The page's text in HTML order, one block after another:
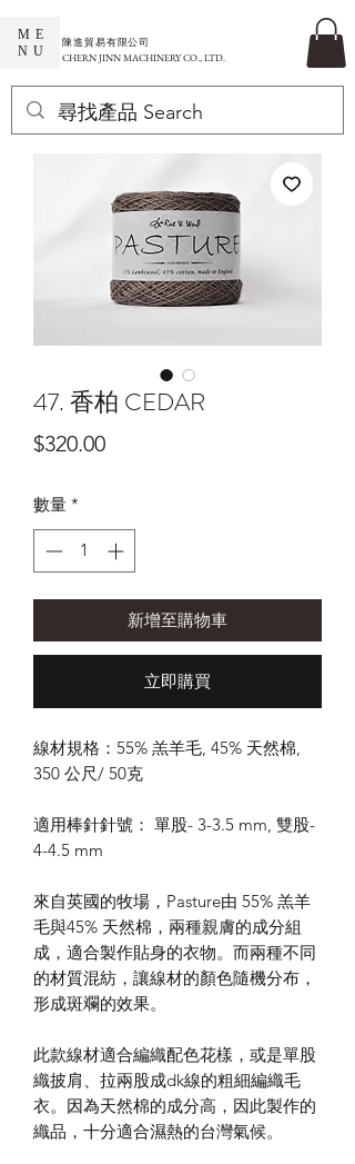
ME
NU
​陳進貿易有限公司
CHERN JINN MACHINERY CO., LTD.
47. 香柏 CEDAR
$320.00價
數量 *
新增至購物車
立即購買
線材規格：55% 羔羊毛, 45% 天然棉,
350 公尺/ 50克
適用棒針針號： 單股- 3-3.5 mm, 雙股-
4-4.5 mm
來自英國的牧場，Pasture由 55% 羔羊
毛與45% 天然棉，兩種親膚的成分組
成，適合製作貼身的衣物。而兩種不同
的材質混紡，讓線材的顏色隨機分布，
形成斑斕的效果。
此款線材適合編織配色花樣，或是單股
織披肩、拉兩股成dk線的粗細編織毛
衣。因為天然棉的成分高，因此製作的
織品，十分適合濕熱的台灣氣候。